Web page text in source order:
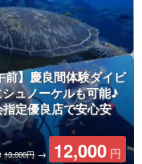
前】慶良間体験ダイビ
ュノーケルも可能♪
定優良店で安心安
13,000円 → 12,000 円